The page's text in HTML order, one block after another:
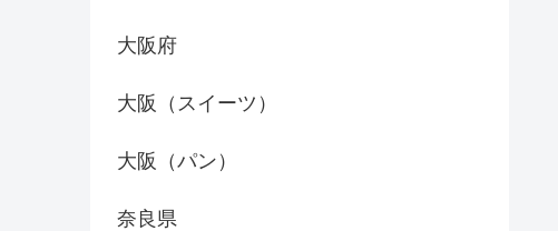
大阪府
大阪（スイーツ）
大阪（パン）
奈良県